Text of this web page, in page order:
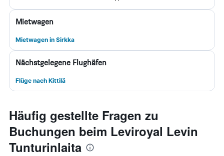
Mietwagen
Mietwagen in Sirkka
Nächstgelegene Flughäfen
Flüge nach Kittilä
Häufig gestellte Fragen zu
Buchungen beim Leviroyal Levin
Tunturinlaita